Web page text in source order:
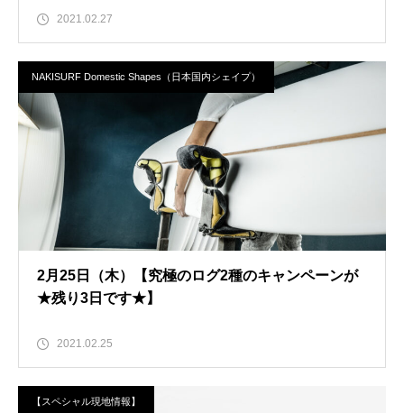
2021.02.27
NAKISURF Domestic Shapes（日本国内シェイプ）
2月25日（木）【究極のログ2種のキャンペーンが
★残り3日です★】
2021.02.25
【スペシャル現地情報】